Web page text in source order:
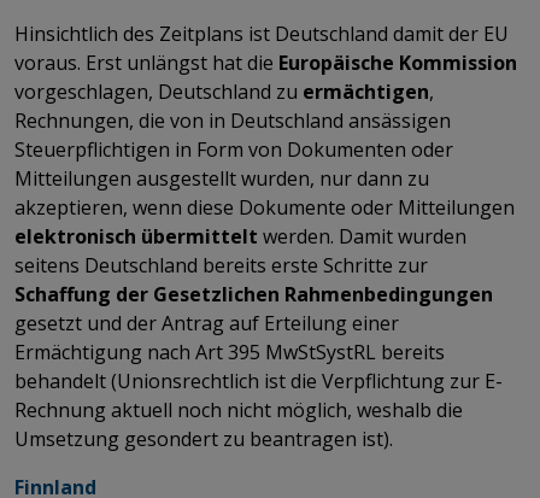
Hinsichtlich des Zeitplans ist Deutschland damit der EU
voraus. Erst unlängst hat die Europäische Kommission
vorgeschlagen, Deutschland zu ermächtigen,
Rechnungen, die von in Deutschland ansässigen
Steuerpflichtigen in Form von Dokumenten oder
Mitteilungen ausgestellt wurden, nur dann zu
akzeptieren, wenn diese Dokumente oder Mitteilungen
elektronisch übermittelt werden. Damit wurden
seitens Deutschland bereits erste Schritte zur
Schaffung der Gesetzlichen Rahmenbedingungen
gesetzt und der Antrag auf Erteilung einer
Ermächtigung nach Art 395 MwStSystRL bereits
behandelt (Unionsrechtlich ist die Verpflichtung zur E-
Rechnung aktuell noch nicht möglich, weshalb die
Umsetzung gesondert zu beantragen ist).
Finnland